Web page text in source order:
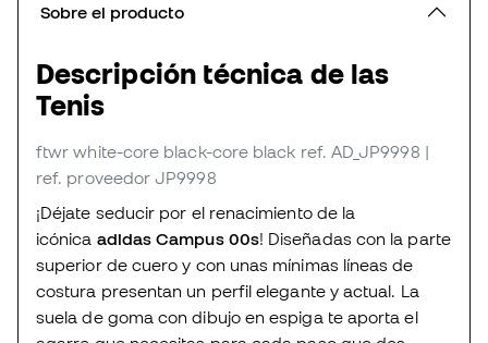
Sobre el producto
Descripción técnica de las
Tenis
ftwr white-core black-core black ref. AD_JP9998 |
ref. proveedor JP9998
¡Déjate seducir por el renacimiento de la
icónica adidas Campus 00s! Diseñadas con la parte
superior de cuero y con unas mínimas líneas de
costura presentan un perfil elegante y actual. La
suela de goma con dibujo en espiga te aporta el